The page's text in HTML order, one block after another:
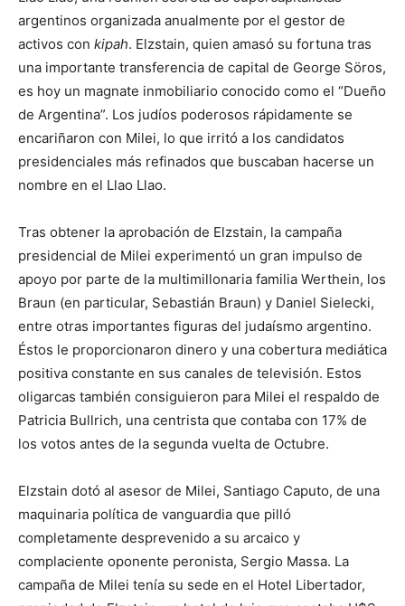
argentinos organizada anualmente por el gestor de
activos con kipah. Elzstain, quien amasó su fortuna tras
una importante transferencia de capital de George Söros,
es hoy un magnate inmobiliario conocido como el “Dueño
de Argentina”. Los judíos poderosos rápidamente se
encariñaron con Milei, lo que irritó a los candidatos
presidenciales más refinados que buscaban hacerse un
nombre en el Llao Llao.
Tras obtener la aprobación de Elzstain, la campaña
presidencial de Milei experimentó un gran impulso de
apoyo por parte de la multimillonaria familia Werthein, los
Braun (en particular, Sebastián Braun) y Daniel Sielecki,
entre otras importantes figuras del judaísmo argentino.
Éstos le proporcionaron dinero y una cobertura mediática
positiva constante en sus canales de televisión. Estos
oligarcas también consiguieron para Milei el respaldo de
Patricia Bullrich, una centrista que contaba con 17% de
los votos antes de la segunda vuelta de Octubre.
Elzstain dotó al asesor de Milei, Santiago Caputo, de una
maquinaria política de vanguardia que pilló
completamente desprevenido a su arcaico y
complaciente oponente peronista, Sergio Massa. La
campaña de Milei tenía su sede en el Hotel Libertador,